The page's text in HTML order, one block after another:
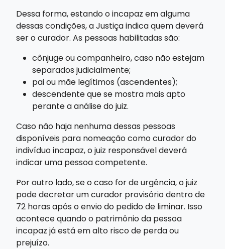
Dessa forma, estando o incapaz em alguma
dessas condições, a Justiça indica quem deverá
ser o curador. As pessoas habilitadas são:
cônjuge ou companheiro, caso não estejam
separados judicialmente;
pai ou mãe legítimos (ascendentes);
descendente que se mostra mais apto
perante a análise do juiz.
Caso não haja nenhuma dessas pessoas
disponíveis para nomeação como curador do
indivíduo incapaz, o juiz responsável deverá
indicar uma pessoa competente.
Por outro lado, se o caso for de urgência, o juiz
pode decretar um curador provisório dentro de
72 horas após o envio do pedido de liminar. Isso
acontece quando o patrimônio da pessoa
incapaz já está em alto risco de perda ou
prejuízo.